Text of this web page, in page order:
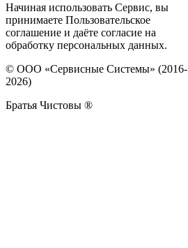
Начиная использовать Сервис, вы
принимаете Пользовательское
соглашение и даёте согласие на
обработку персональных данных.
© ООО «Сервисные Системы» (2016-
2026)
Братья Чистовы ®